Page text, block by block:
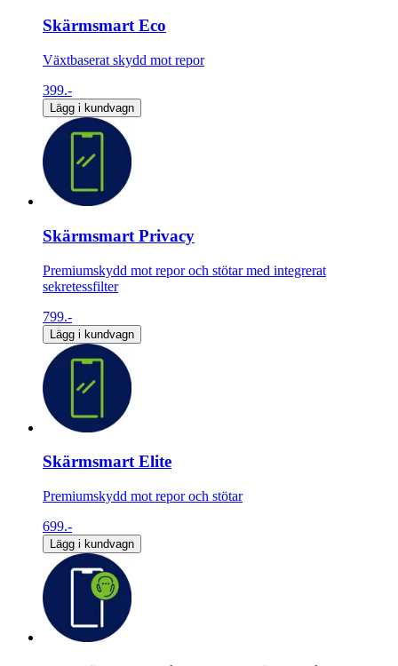
Skärmsmart Eco
Växtbaserat skydd mot repor
399.-
Lägg i kundvagn
Skärmsmart Privacy
Premiumskydd mot repor och stötar med integrerat
sekretessfilter
799.-
Lägg i kundvagn
Skärmsmart Elite
Premiumskydd mot repor och stötar
699.-
Lägg i kundvagn